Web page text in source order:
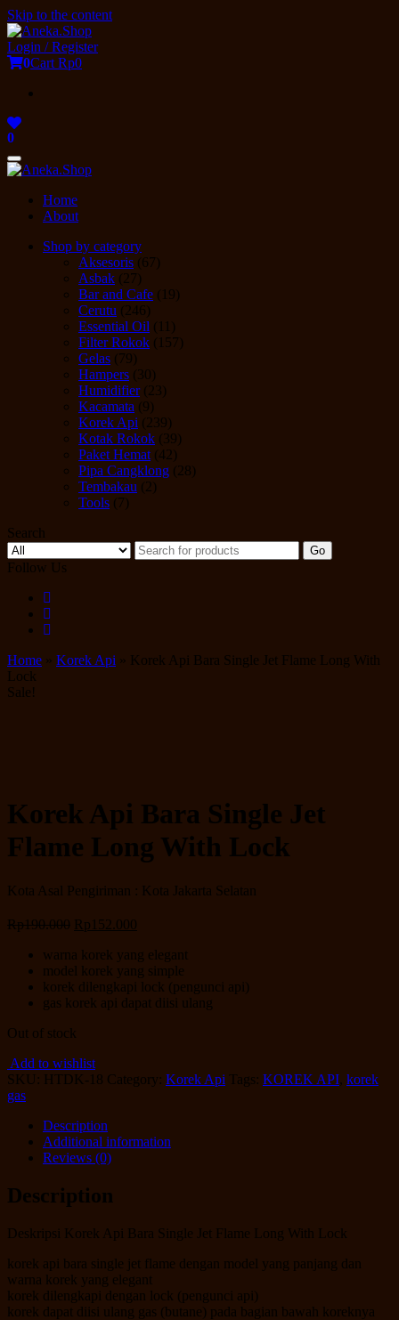
Skip to the content
Login / Register
0Cart Rp0
0
Toggle
navigation
Home
About
Shop by category
Aksesoris (67)
Asbak (27)
Bar and Cafe (19)
Cerutu (246)
Essential Oil (11)
Filter Rokok (157)
Gelas (79)
Hampers (30)
Humidifier(23)
Kacamata (9)
Korek Api (239)
Kotak Rokok (39)
Paket Hemat (42)
Pipa Cangklong (28)
Tembakau (2)
Tools (7)
Search
Go
Follow Us
Home » Korek Api » Korek Api Bara Single Jet Flame Long With
Lock
Sale!
Korek Api Bara Single Jet
Flame Long With Lock
Kota Asal Pengiriman : Kota Jakarta Selatan
Rp190.000 Rp 152.000
warna korek yang elegant
model korek yang simple
korek dilengkapi lock (pengunci api)
gas korek api dapat diisi ulang
Out of stock
Add to wishlist
SKU: HTDK-18 Category: Korek Api Tags: KOREK API, korek
gas
Description
Additional information
Reviews (0)
Description
Deskripsi Korek Api Bara Single Jet Flame Long With Lock
korek api bara single jet flame dengan model yang panjang dan
warna korek yang elegant
korek dilengkapi dengan lock (pengunci api)
korek dapat diisi ulang gas (butane) pada bagian bawah koreknya